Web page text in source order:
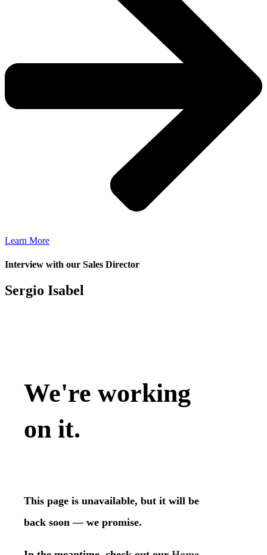
Learn More
Interview with our Sales Director
Sergio Isabel